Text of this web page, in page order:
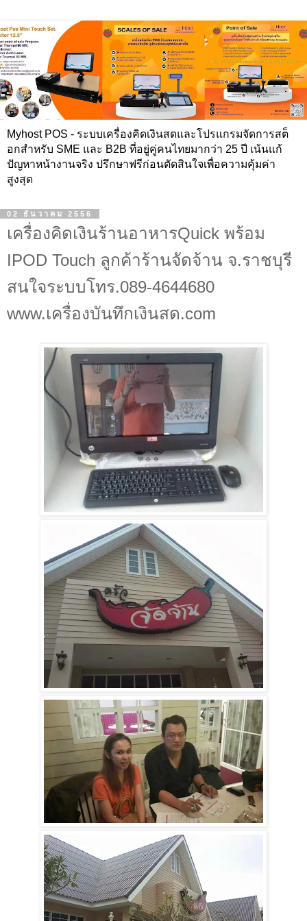
Myhost POS - ระบบเครื่องคิดเงินสดและโปรแกรมจัดการสต็
อกสำหรับ SME และ B2B ที่อยู่คู่คนไทยมากว่า 25 ปี เน้นแก้
ปัญหาหน้างานจริง ปรึกษาฟรีก่อนตัดสินใจเพื่อความคุ้มค่า
สูงสุด
02 ธันวาคม 2556
เครื่องคิดเงินร้านอาหารQuick พร้อม
IPOD Touch ลูกค้าร้านจัดจ้าน จ.ราชบุรี
สนใจระบบโทร.089-4644680
www.เครื่องบันทึกเงินสด.com